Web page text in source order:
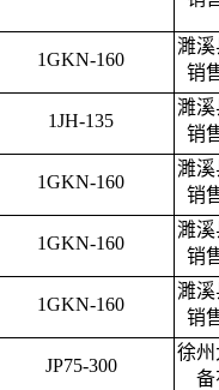
1GKN-160
濉
销
1JH-135
濉
销
1GKN-160
濉
销
1GKN-160
濉
销
1GKN-160
濉
销
JP75-300
徐
备